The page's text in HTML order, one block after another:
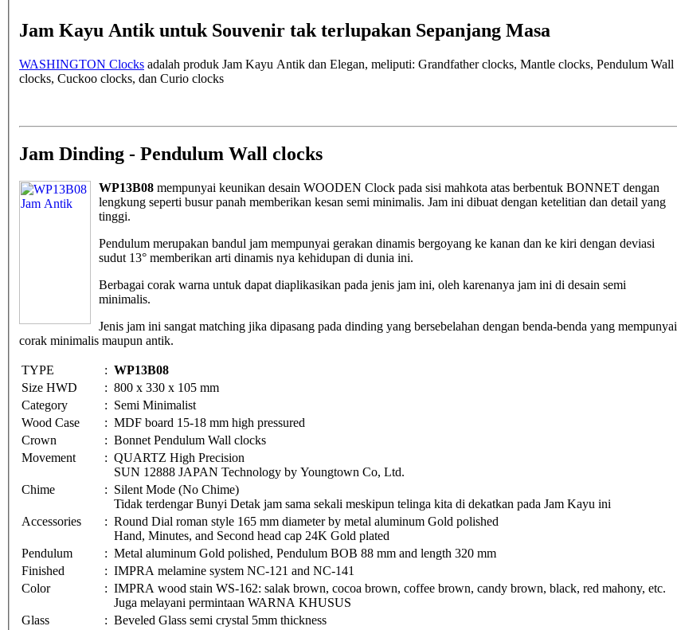
Jam Kayu Antik untuk Souvenir tak terlupakan Sepanjang Masa
WASHINGTON Clocks adalah produk Jam Kayu Antik dan Elegan, meliputi: Grandfather clocks, Mantle clocks, Pendulum Wall
clocks, Cuckoo clocks, dan Curio clocks
Jam Dinding - Pendulum Wall clocks
WP13B08 mempunyai keunikan desain WOODEN Clock pada sisi mahkota atas berbentuk BONNET dengan
lengkung seperti busur panah memberikan kesan semi minimalis. Jam ini dibuat dengan ketelitian dan detail yang
tinggi.
Pendulum merupakan bandul jam mempunyai gerakan dinamis bergoyang ke kanan dan ke kiri dengan deviasi
sudut 13° memberikan arti dinamis nya kehidupan di dunia ini.
Berbagai corak warna untuk dapat diaplikasikan pada jenis jam ini, oleh karenanya jam ini di desain semi
minimalis.
Jenis jam ini sangat matching jika dipasang pada dinding yang bersebelahan dengan benda-benda yang mempunyai
corak minimalis maupun antik.
TYPE : WP13B08
Size HWD
: 800 x 330 x 105 mm
Category
: Semi Minimalist
Wood Case
: MDF board 15-18 mm high pressured
Crown
: Bonnet Pendulum Wall clocks
Movement
: QUARTZ High Precision
SUN 12888 JAPAN Technology by Youngtown Co, Ltd.
Chime
: Silent Mode (No Chime)
Tidak terdengar Bunyi Detak jam sama sekali meskipun telinga kita di dekatkan pada Jam Kayu ini
Accessories
: Round Dial roman style 165 mm diameter by metal aluminum Gold polished
Hand, Minutes, and Second head cap 24K Gold plated
Pendulum
: Metal aluminum Gold polished, Pendulum BOB 88 mm and length 320 mm
Finished
: IMPRA melamine system NC-121 and NC-141
Color
: IMPRA wood stain WS-162: salak brown, cocoa brown, coffee brown, candy brown, black, red mahony, etc.
Juga melayani permintaan WARNA KHUSUS
Glass
: Beveled Glass semi crystal 5mm thickness